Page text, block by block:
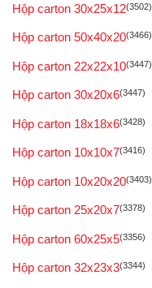
Hộp carton 30x25x12(3502)
Hộp carton 50x40x20(3466)
Hộp carton 22x22x10(3447)
Hộp carton 30x20x6(3447)
Hộp carton 18x18x6(3428)
Hộp carton 10x10x7(3416)
Hộp carton 10x20x20(3403)
Hộp carton 25x20x7(3378)
Hộp carton 60x25x5(3356)
Hộp carton 32x23x3(3344)